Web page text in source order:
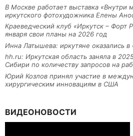
В Москве работает выставка «Внутри
иркутского фотохудожника Елены
Краеведческий клуб «Иркутск – Форт
января свои планы на 2026 год
Инна Латышева: иркутяне оказались
hh.ru: Иркутская область заняла в
Сибири по количеству запросов на
Юрий Козлов принял участие в
хирургическим инновациям в США
ВИДЕОНОВОСТИ